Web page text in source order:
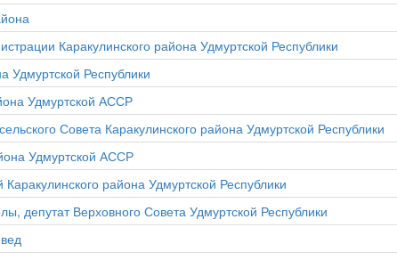
Каракулинского района Удмуртской Республики
Удмуртской Республики
Удмуртской АССР
Совета Каракулинского района Удмуртской Республики
Удмуртской АССР
района Удмуртской Республики
депутат Верховного Совета Удмуртской Республики